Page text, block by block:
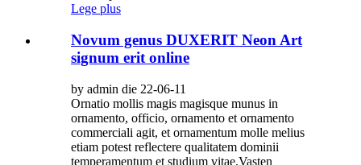
Lege plus
Novum genus DUXERIT Neon Art
signum erit online
by admin die 22-06-11
Ornatio mollis magis magisque munus in
ornamento, officio, ornamento et ornamento
commerciali agit, et ornamentum molle melius
etiam potest reflectere qualitatem dominii
temperamentum et studium vitae.Vasten